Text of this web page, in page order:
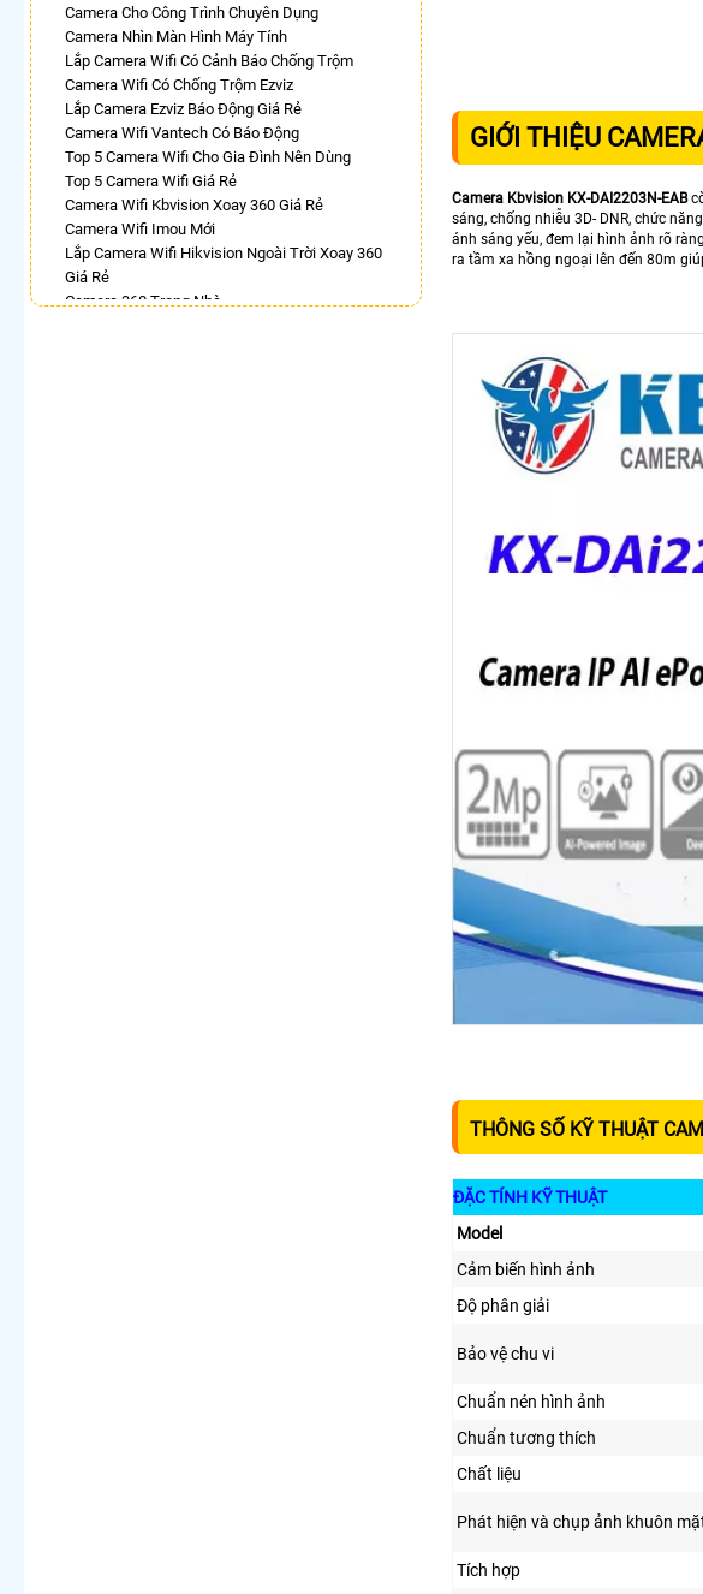
Camera Cho Công Trình Chuyên Dụng
Camera Nhìn Màn Hình Máy Tính
Lắp Camera Wifi Có Cảnh Báo Chống Trộm
Camera Wifi Có Chống Trộm Ezviz
Lắp Camera Ezviz Báo Động Giá Rẻ
Camera Wifi Vantech Có Báo Động
Top 5 Camera Wifi Cho Gia Đình Nên Dùng
Top 5 Camera Wifi Giá Rẻ
Camera Wifi Kbvision Xoay 360 Giá Rẻ
Camera Wifi Imou Mới
Lắp Camera Wifi Hikvision Ngoài Trời Xoay 360
Giá Rẻ
Camera 360 Trong Nhà
GIỚI THIỆU
Camera Kbvision KX-DAI2203N-EAB
sáng, chống nhiễu 3D- DNR, chức
ánh sáng yếu, đem lại hình ảnh rõ
ra tầm xa hồng ngoại lên đến 80m
THÔNG SỐ KỸ THUẬT
ĐẶC TÍNH KỸ THUẬT
Model
Cảm biến hình ảnh
Độ phân giải
Bảo vệ chu vi
Chuẩn nén hình ảnh
Chuẩn tương thích
Chất liệu
Phát hiện và chụp ảnh khuôn
Tích hợp